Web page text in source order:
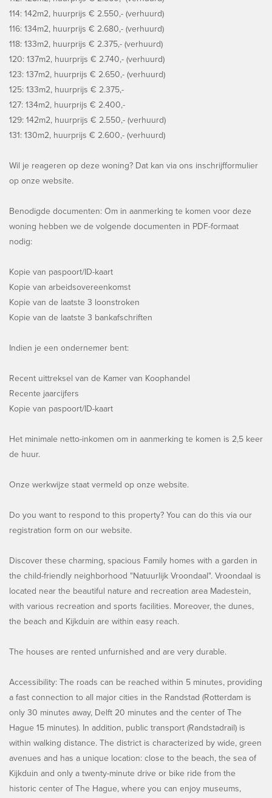
114: 142m2, huurprijs € 2.550,- (verhuurd)
116: 134m2, huurprijs € 2.680,- (verhuurd)
118: 133m2, huurprijs € 2.375,- (verhuurd)
120: 137m2, huurprijs € 2.740,- (verhuurd)
123: 137m2, huurprijs € 2.650,- (verhuurd)
125: 133m2, huurprijs € 2.375,-
127: 134m2, huurprijs € 2.400,-
129: 142m2, huurprijs € 2.550,- (verhuurd)
131: 130m2, huurprijs € 2.600,- (verhuurd)
Wil je reageren op deze woning? Dat kan via ons inschrijfformulier
op onze website.
Benodigde documenten: Om in aanmerking te komen voor deze
woning hebben we de volgende documenten in PDF-formaat
nodig:
Kopie van paspoort/ID-kaart
Kopie van arbeidsovereenkomst
Kopie van de laatste 3 loonstroken
Kopie van de laatste 3 bankafschriften
Indien je een ondernemer bent:
Recent uittreksel van de Kamer van Koophandel
Recente jaarcijfers
Kopie van paspoort/ID-kaart
Het minimale netto-inkomen om in aanmerking te komen is 2,5 keer
de huur.
Onze werkwijze staat vermeld op onze website.
Do you want to respond to this property? You can do this via our
registration form on our website.
Discover these charming, spacious Family homes with a garden in
the child-friendly neighborhood "Natuurlijk Vroondaal". Vroondaal is
located near the beautiful nature and recreation area Madestein,
with various recreation and sports facilities. Moreover, the dunes,
the beach and Kijkduin are within easy reach.
The houses are rented unfurnished and are very durable.
Accessibility: The roads can be reached within 5 minutes, providing
a fast connection to all major cities in the Randstad (Rotterdam is
only 30 minutes away, Delft 20 minutes and the center of The
Hague 15 minutes). In addition, public transport (Randstadrail) is
within walking distance. The district is characterized by wide, green
avenues and has a unique location: close to the beach, the sea of
Kijkduin and only a twenty-minute drive or bike ride from the
historic center of The Hague, where you can enjoy museums,